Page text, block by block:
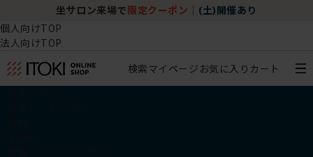
坐サロン来場で 限定クーポン (土)開催あり
個人向けTOP
法人向けTOP
検索マイページ お気に入り カート